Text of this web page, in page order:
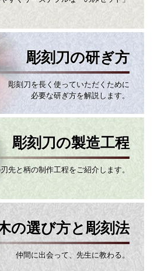
彫刻刀の研ぎ方
彫刻刀を長く使っていただくために
必要な研ぎ方を解説します。
彫刻刀の製造工程
先と柄の制作工程をご紹介します。
の選び方と彫刻法
仲間に出会って、先生に教わる。